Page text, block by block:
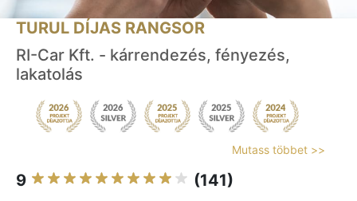
TURUL DÍJAS RANGSOR
RI-Car Kft. - kárrendezés, fényezés,
lakatolás
Mutass többet >>
9 (141)